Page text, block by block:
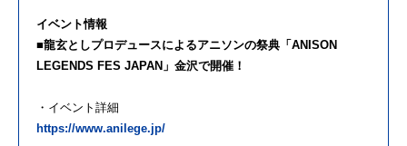
イベント情報
■龍玄としプロデュースによるアニソンの祭典「ANISON
LEGENDS FES JAPAN」金沢で開催！
・イベント詳細
https://www.anilege.jp/